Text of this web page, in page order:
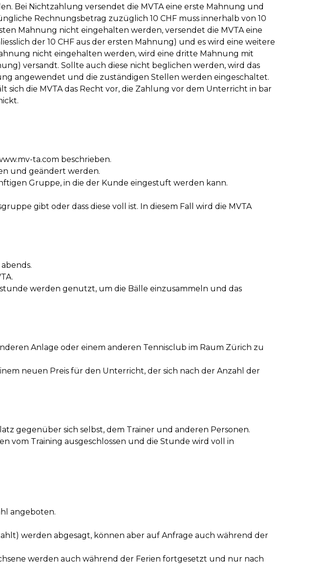
Bei Nichtzahlung versendet die MVTA eine erste Mahnung und
Rechnungsbetrag zuzüglich 10 CHF muss innerhalb von 10
Mahnung nicht eingehalten werden, versendet die MVTA eine
der 10 CHF aus der ersten Mahnung) und es wird eine weitere
nicht eingehalten werden, wird eine dritte Mahnung mit
versandt. Sollte auch diese nicht beglichen werden, wird das
angewendet und die zuständigen Stellen werden eingeschaltet.
die MVTA das Recht vor, die Zahlung vor dem Unterricht in bar
ta.com beschrieben.
und geändert werden.
Gruppe, in die der Kunde eingestuft werden kann.
gibt oder dass diese voll ist. In diesem Fall wird die MVTA
werden genutzt, um die Bälle einzusammeln und das
Anlage oder einem anderen Tennisclub im Raum Zürich zu
neuen Preis für den Unterricht, der sich nach der Anzahl der
gegenüber sich selbst, dem Trainer und anderen Personen.
vom Training ausgeschlossen und die Stunde wird voll in
angeboten.
werden abgesagt, können aber auf Anfrage auch während der
werden auch während der Ferien fortgesetzt und nur nach